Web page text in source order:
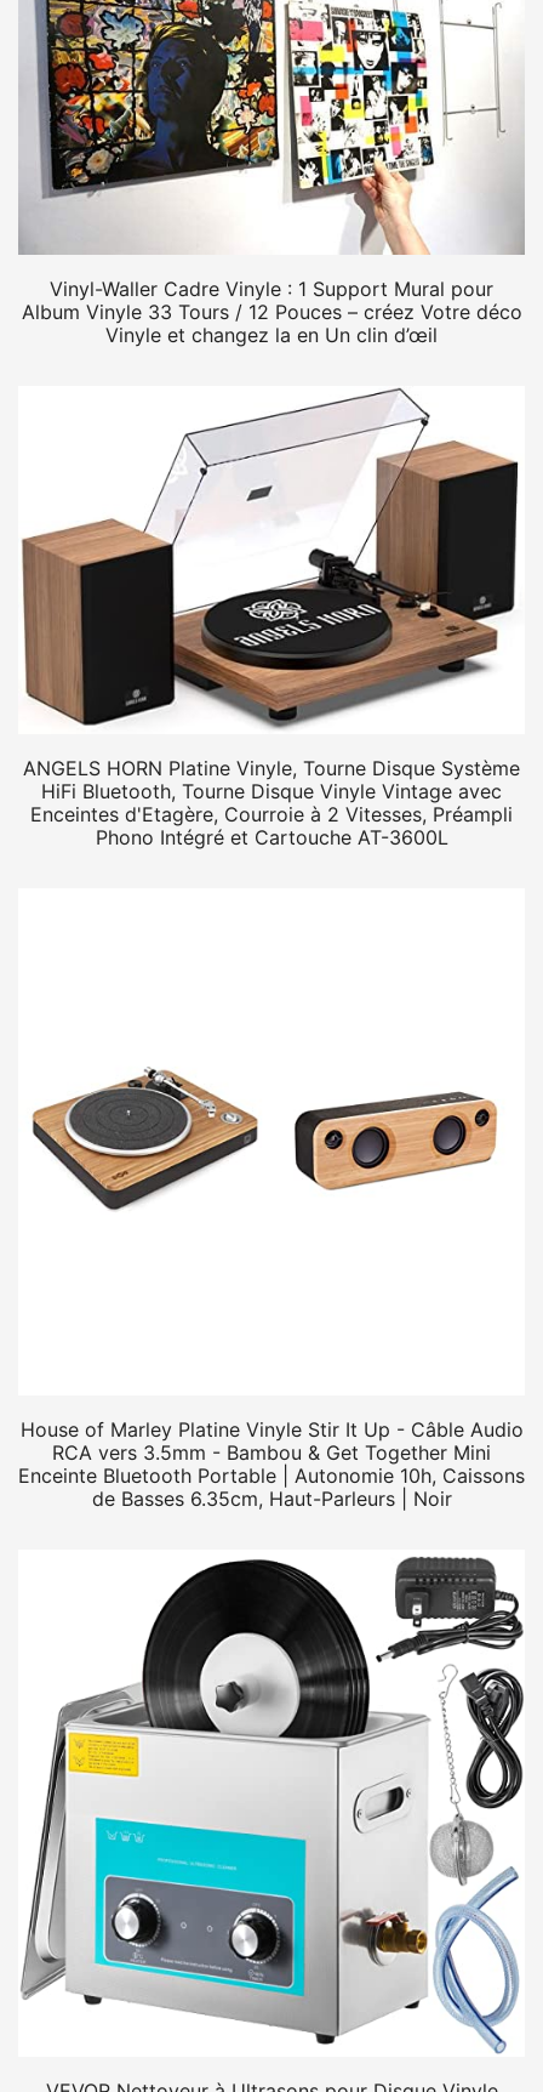
Vinyl-Waller Cadre Vinyle : 1 Support Mural pour
Album Vinyle 33 Tours / 12 Pouces – créez Votre déco
Vinyle et changez la en Un clin d’œil
ANGELS HORN Platine Vinyle, Tourne Disque Système
HiFi Bluetooth, Tourne Disque Vinyle Vintage avec
Enceintes d'Etagère, Courroie à 2 Vitesses, Préampli
Phono Intégré et Cartouche AT-3600L
House of Marley Platine Vinyle Stir It Up - Câble Audio
RCA vers 3.5mm - Bambou & Get Together Mini
Enceinte Bluetooth Portable | Autonomie 10h, Caissons
de Basses 6.35cm, Haut-Parleurs | Noir